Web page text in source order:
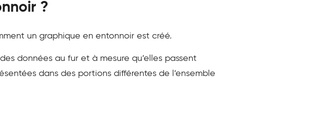
?
un graphique en entonnoir est créé.
données au fur et à mesure qu’elles passent
dans des portions différentes de l’ensemble